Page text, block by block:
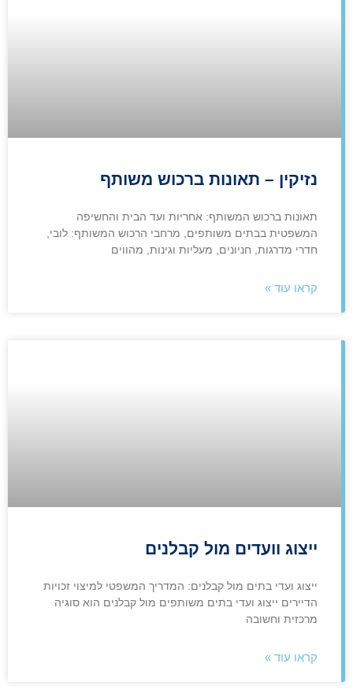
נזיקין – תאונות ברכוש משותף
תאונות ברכוש המשותף: אחריות ועד הבית והחשיפה
המשפטית בבתים משותפים, מרחבי הרכוש המשותף: לובי,
חדרי מדרגות, חניונים, מעליות וגינות, מהווים
קראו עוד »
ייצוג וועדים מול קבלנים
ייצוג ועדי בתים מול קבלנים: המדריך המשפטי למיצוי זכויות
הדיירים ייצוג ועדי בתים משותפים מול קבלנים הוא סוגיה
מרכזית וחשובה
קראו עוד »